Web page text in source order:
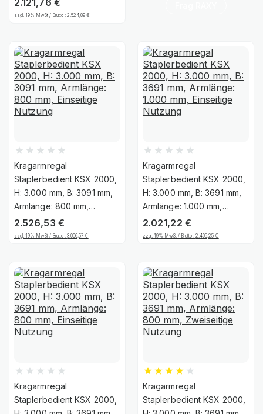
2.121,76 €
zzgl. 19% MwSt / Brutto :2.524,89€
Kragarmregal
Staplerbedient KSX 2000,
H: 3.000 mm, B: 3091 mm,
Armlänge: 800 mm,
Einseitige Nutzung
2.526,53 €
zzgl. 19% MwSt / Brutto :3.006,57€
Kragarmregal
Staplerbedient KSX 2000,
H: 3.000 mm, B: 3691 mm,
Armlänge: 1.000 mm,
Einseitige Nutzung
2.021,22 €
zzgl. 19% MwSt / Brutto :2.405,25€
Kragarmregal
Staplerbedient KSX 2000,
Kragarmregal
Staplerbedient KSX 2000,